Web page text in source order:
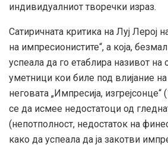
индивидуалниот творечки израз.
Сатиричната критика на Луј Лерој
на импресионистите“, а која,
успеала да го етаблира називот на
уметници кои биле под влијание
неговата „Импресија, изгрејсонце“
се да исмее недостатоци од
(непотполност, недостаток на
како да успеала да ја закотви